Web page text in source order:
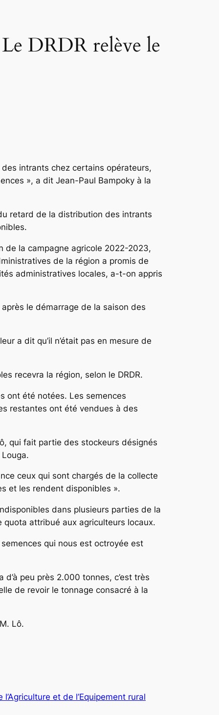
DRDR relève le
intrants chez certains opérateurs,
», a dit Jean-Paul Bampoky à la
retard de la distribution des intrants
de la campagne agricole 2022-2023,
de la région a promis de
administratives locales, a-t-on appris
le démarrage de la saison des
a dit qu’il n’était pas en mesure de
recevra la région, selon le DRDR.
ont été notées. Les semences
restantes ont été vendues à des
qui fait partie des stockeurs désignés
ceux qui sont chargés de la collecte
et les rendent disponibles ».
dans plusieurs parties de la
quota attribué aux agriculteurs locaux.
qui nous est octroyée est
peu près 2.000 tonnes, c’est très
de revoir le tonnage consacré à la
Lô.
l’Agriculture et de l’Equipement rural